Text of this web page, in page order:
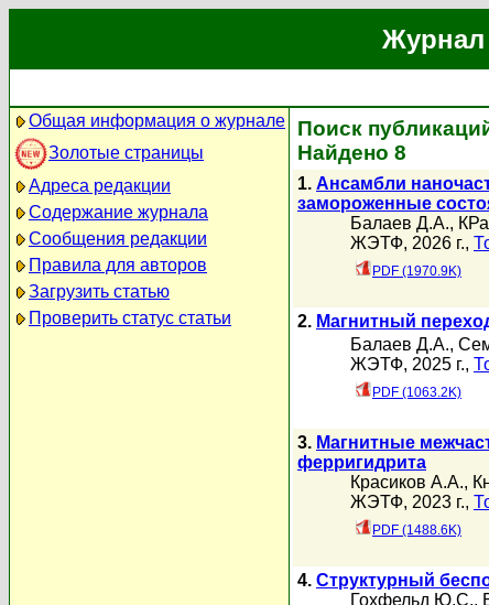
Журнал
Общая информация о журнале
Золотые страницы
Адреса редакции
Содержание журнала
Сообщения редакции
Правила для авторов
Загрузить статью
Проверить статус статьи
Поиск
Найдено 8
1. Ансамбли
замороженные
Балаев Д.А.,
ЖЭТФ, 2026 г.,
PDF (1970.9K)
2. Магнитный
Балаев Д.А.,
ЖЭТФ, 2025 г.,
PDF (1063.2K)
3. Магнитные
ферригидрита
Красиков А.А.,
ЖЭТФ, 2023 г.,
PDF (1488.6K)
4. Структурный
Гохфельд Ю.С.,